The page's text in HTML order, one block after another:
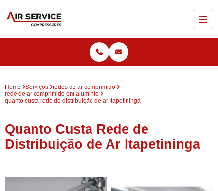
Home Serviços
redes de ar comprimido
rede de ar comprimido em aluminio
quanto custa rede de distribuição de ar Itapetininga
Quanto Custa Rede de
Distribuição de Ar Itapetininga